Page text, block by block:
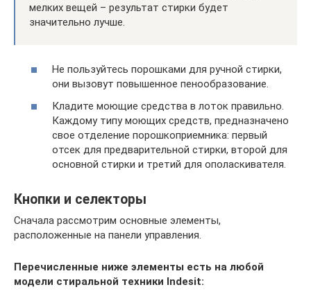
мелких вещей – результат стирки будет
значительно лучше.
Не пользуйтесь порошками для ручной стирки,
они вызовут повышенное пенообразование.
Кладите моющие средства в лоток правильно.
Каждому типу моющих средств, предназначено
свое отделение порошкоприемника: первый
отсек для предварительной стирки, второй для
основной стирки и третий для ополаскивателя.
Кнопки и селекторы
Сначала рассмотрим основные элементы,
расположенные на панели управления.
Перечисленные ниже элементы есть на любой
модели стиральной техники Indesit: